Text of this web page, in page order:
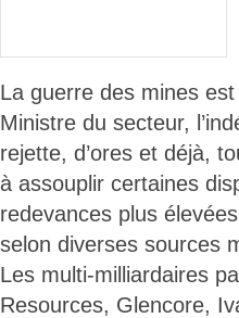
La guerre des mines
Ministre du secteur,
rejette, d’ores et déjà,
à assouplir certaines
redevances plus
selon diverses sources
Les multi-milliardaires
Resources, Glencore,